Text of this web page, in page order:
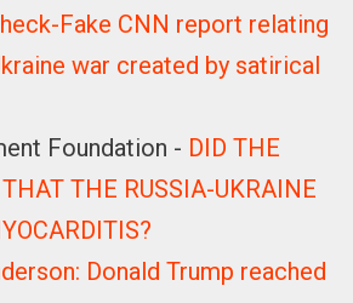
Fake CNN report relating
war created by satirical
Foundation - DID THE
THE RUSSIA-UKRAINE
Donald Trump reached